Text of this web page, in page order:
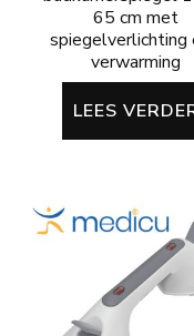
65 cm met
spiegelverlichting
verwarming
LEES